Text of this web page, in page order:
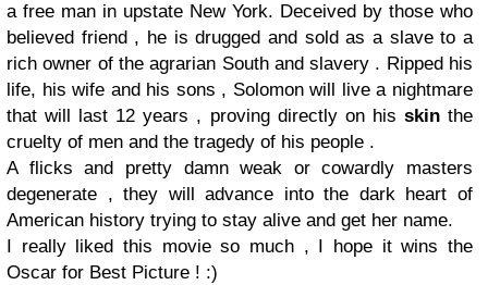
a free man in upstate New York. Deceived by those who
believed friend , he is drugged and sold as a slave to a
rich owner of the agrarian South and slavery . Ripped his
life, his wife and his sons , Solomon will live a nightmare
that will last 12 years , proving directly on his skinthe
cruelty of men and the tragedy of his people .
A flicks and pretty damn weak or cowardly masters
degenerate , they will advance into the dark heart of
American history trying to stay alive and get her name.
I really liked this movie so much , I hope it wins the
Oscar for Best Picture ! :)